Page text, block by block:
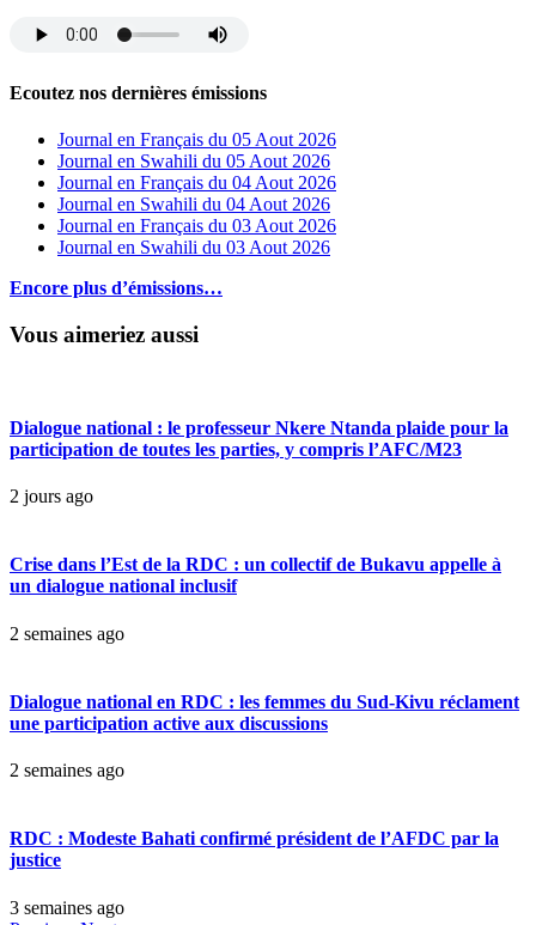
Ecoutez nos dernières émissions
Journal en Français du 05 Aout 2026
Journal en Swahili du 05 Aout 2026
Journal en Français du 04 Aout 2026
Journal en Swahili du 04 Aout 2026
Journal en Français du 03 Aout 2026
Journal en Swahili du 03 Aout 2026
Encore plus d’émissions…
Vous aimeriez aussi
Dialogue national : le professeur Nkere Ntanda plaide pour la
participation de toutes les parties, y compris l’AFC/M23
2 jours ago
Crise dans l’Est de la RDC : un collectif de Bukavu appelle à
un dialogue national inclusif
2 semaines ago
Dialogue national en RDC : les femmes du Sud-Kivu réclament
une participation active aux discussions
2 semaines ago
RDC : Modeste Bahati confirmé président de l’AFDC par la
justice
3 semaines ago